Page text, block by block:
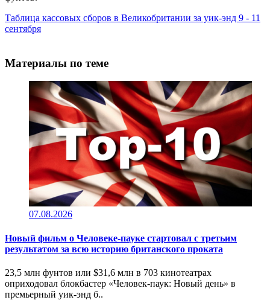
Таблица кассовых сборов в Великобритании за уик-энд 9 - 11
сентября
Материалы по теме
07.08.2026
Новый фильм о Человеке-пауке стартовал с третьим
результатом за всю историю британского проката
23,5 млн фунтов или $31,6 млн в 703 кинотеатрах
оприходовал блокбастер «Человек-паук: Новый день» в
премьерный уик-энд б..